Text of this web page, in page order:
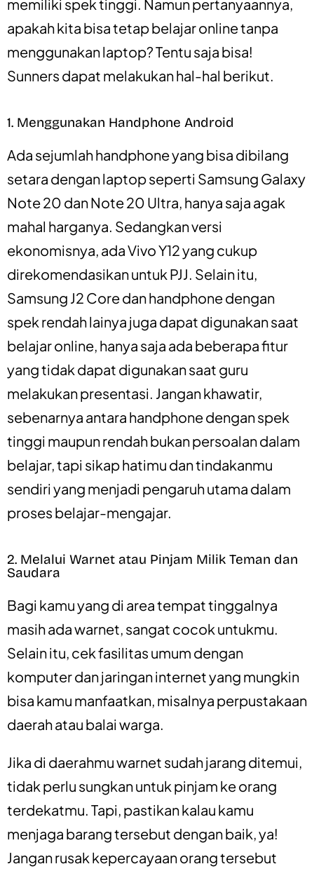
memiliki spek tinggi. Namun pertanyaannya,
apakah kita bisa tetap belajar online tanpa
menggunakan laptop? Tentu saja bisa!
Sunners dapat melakukan hal-hal berikut.
1. Menggunakan Handphone Android
Ada sejumlah handphone yang bisa dibilang
setara dengan laptop seperti Samsung Galaxy
Note 20 dan Note 20 Ultra, hanya saja agak
mahal harganya. Sedangkan versi
ekonomisnya, ada Vivo Y12 yang cukup
direkomendasikan untuk PJJ. Selain itu,
Samsung J2 Core dan handphone dengan
spek rendah lainya juga dapat digunakan saat
belajar online, hanya saja ada beberapa fitur
yang tidak dapat digunakan saat guru
melakukan presentasi. Jangan khawatir,
sebenarnya antara handphone dengan spek
tinggi maupun rendah bukan persoalan dalam
belajar, tapi sikap hatimu dan tindakanmu
sendiri yang menjadi pengaruh utama dalam
proses belajar-mengajar.
2. Melalui Warnet atau Pinjam Milik Teman dan
Saudara
Bagi kamu yang di area tempat tinggalnya
masih ada warnet, sangat cocok untukmu.
Selain itu, cek fasilitas umum dengan
komputer dan jaringan internet yang mungkin
bisa kamu manfaatkan, misalnya perpustakaan
daerah atau balai warga.
Jika di daerahmu warnet sudah jarang ditemui,
tidak perlu sungkan untuk pinjam ke orang
terdekatmu. Tapi, pastikan kalau kamu
menjaga barang tersebut dengan baik, ya!
Jangan rusak kepercayaan orang tersebut